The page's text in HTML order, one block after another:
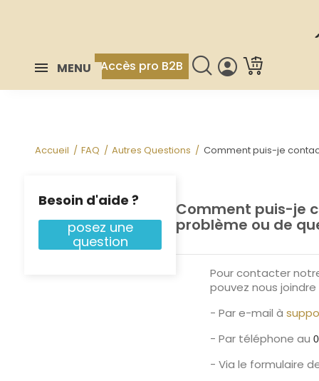
MENU Accès pro B2B
Accueil FAQ Autres Questions Comment puis-je
Besoin d'aide ?
posez une
question
Comment puis-je
problème ou de
Pour contacter
pouvez nous
- Par e-mail à
- Par téléphone au
- Via le formulaire